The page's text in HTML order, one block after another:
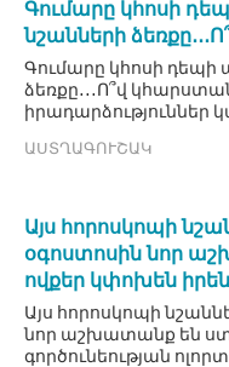
Գումարը կհոսի
նշանների
Գումարը կհոսի դեպի
ձեռքը․․․Ո՞վ
իրադարձություններ
ԱՍՏՂԱԳՈՒՇԱԿ
Այս հորոսկոպի
օգոստոսին նոր
ովքեր կփոխեն
Այս հորոսկոպի
նոր աշխատանք են
գործունեության